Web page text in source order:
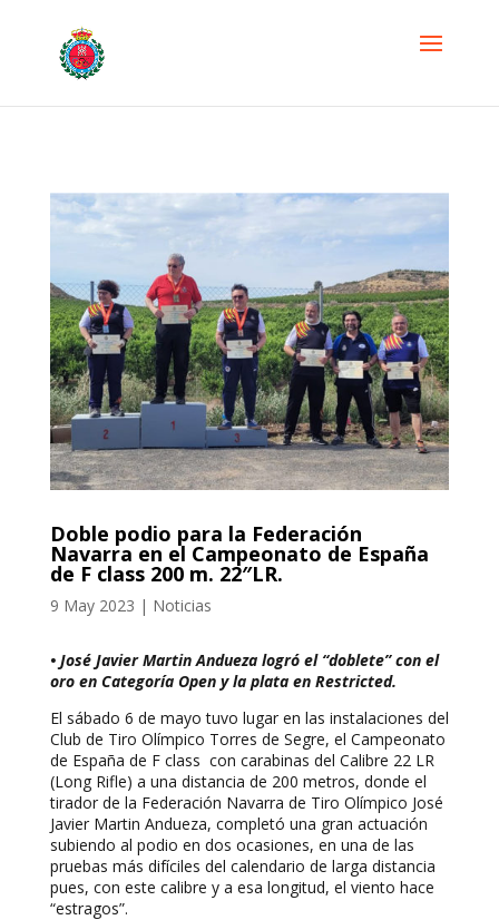
Doble podio para la Federación
Navarra en el Campeonato de España
de F class 200 m. 22″LR.
9 May 2023 | Noticias
• José Javier Martin Andueza logró el “doblete” con el
oro en Categoría Open y la plata en Restricted.
El sábado 6 de mayo tuvo lugar en las instalaciones del
Club de Tiro Olímpico Torres de Segre, el Campeonato
de España de F class con carabinas del Calibre 22 LR
(Long Rifle) a una distancia de 200 metros, donde el
tirador de la Federación Navarra de Tiro Olímpico José
Javier Martin Andueza, completó una gran actuación
subiendo al podio en dos ocasiones, en una de las
pruebas más difíciles del calendario de larga distancia
pues, con este calibre y a esa longitud, el viento hace
“estragos”.